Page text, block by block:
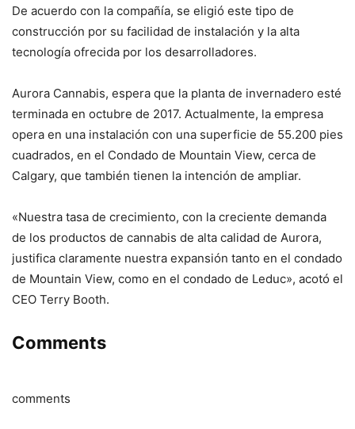
De acuerdo con la compañía, se eligió este tipo de
construcción por su facilidad de instalación y la alta
tecnología ofrecida por los desarrolladores.
Aurora Cannabis, espera que la planta de invernadero esté
terminada en octubre de 2017. Actualmente, la empresa
opera en una instalación con una superficie de 55.200 pies
cuadrados, en el Condado de Mountain View, cerca de
Calgary, que también tienen la intención de ampliar.
«Nuestra tasa de crecimiento, con la creciente demanda
de los productos de cannabis de alta calidad de Aurora,
justifica claramente nuestra expansión tanto en el condado
de Mountain View, como en el condado de Leduc», acotó el
CEO Terry Booth.
Comments
comments